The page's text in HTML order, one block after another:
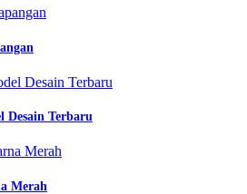
Desain Terbaru
Merah